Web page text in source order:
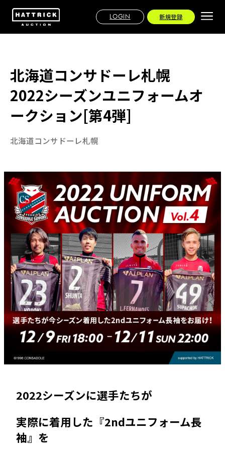
LOGIN 新規登録
北海道コンサドーレ札幌
2022シーズンユニフォームオ
ークション[第4弾]
北海道コンサドーレ札幌
2022シーズンに選手たちが
実際に着用した『2ndユニフォーム長
袖』を